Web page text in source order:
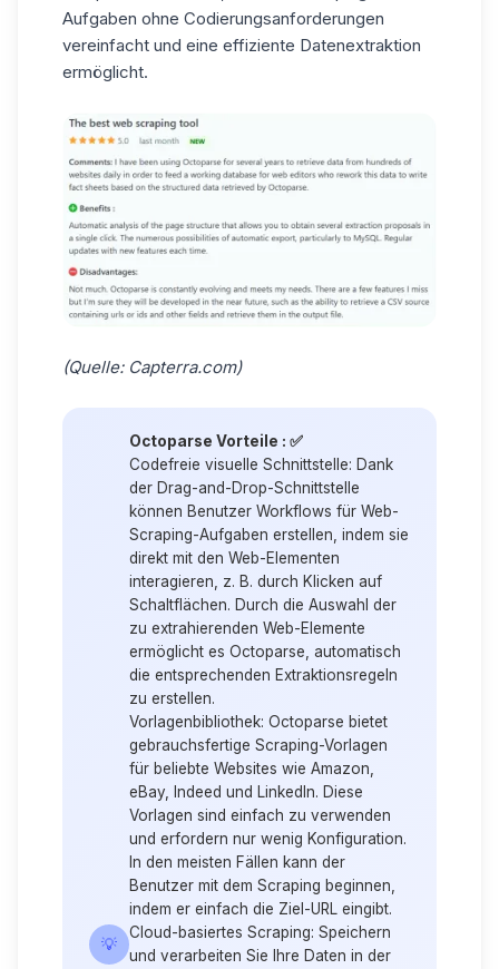
Aufgaben ohne Codierungsanforderungen
vereinfacht und eine effiziente Datenextraktion
ermöglicht.
(Quelle: Capterra.com)
💡
Octoparse Vorteile : ✅
Codefreie visuelle Schnittstelle: Dank
der Drag-and-Drop-Schnittstelle
können Benutzer Workflows für Web-
Scraping-Aufgaben erstellen, indem sie
direkt mit den Web-Elementen
interagieren, z. B. durch Klicken auf
Schaltflächen. Durch die Auswahl der
zu extrahierenden Web-Elemente
ermöglicht es Octoparse, automatisch
die entsprechenden Extraktionsregeln
zu erstellen.
Vorlagenbibliothek: Octoparse bietet
gebrauchsfertige Scraping-Vorlagen
für beliebte Websites wie Amazon,
eBay, Indeed und LinkedIn. Diese
Vorlagen sind einfach zu verwenden
und erfordern nur wenig Konfiguration.
In den meisten Fällen kann der
Benutzer mit dem Scraping beginnen,
indem er einfach die Ziel-URL eingibt.
Cloud-basiertes Scraping: Speichern
und verarbeiten Sie Ihre Daten in der